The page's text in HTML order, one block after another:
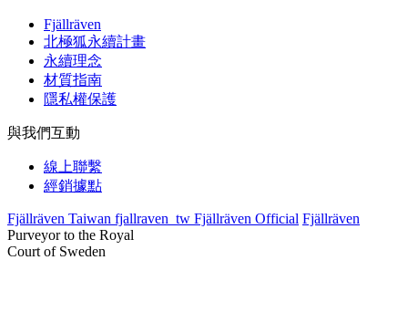
Fjällräven
北極狐永續計畫
永續理念
材質指南
隱私權保護
與我們互動
線上聯繫
經銷據點
Fjällräven Taiwan fjallraven_tw Fjällräven Official Fjällräven
Purveyor to the Royal
Court of Sweden